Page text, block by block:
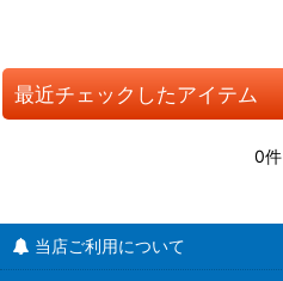
並び順:
最近チェックしたアイテム
0件
当店ご利用について